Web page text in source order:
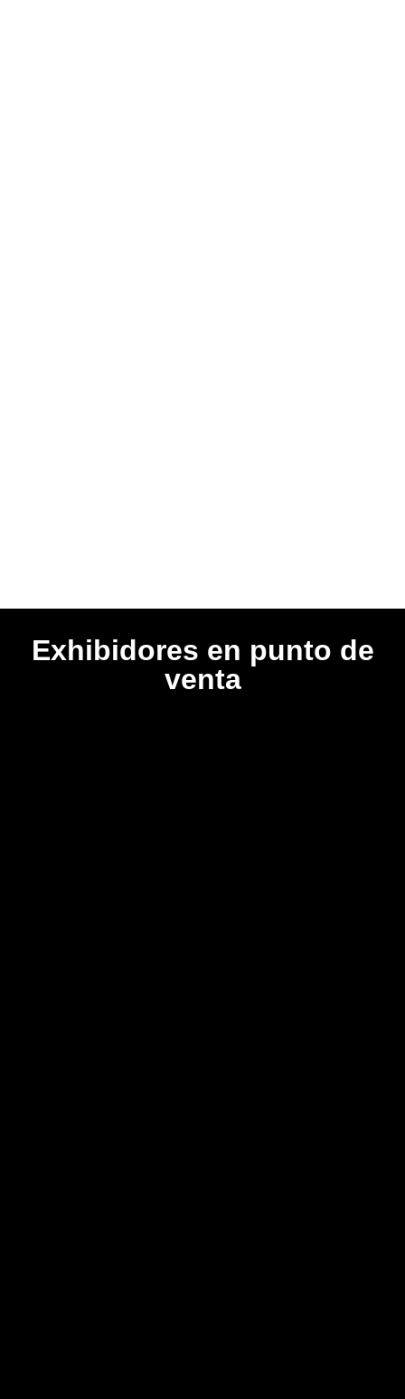
Exhibidores en punto de
venta